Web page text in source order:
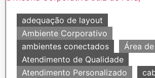
adequação de layout
Ambiente Corporativo
ambientes conectados
Área
Atendimento de Qualidade
Atendimento Personalizado